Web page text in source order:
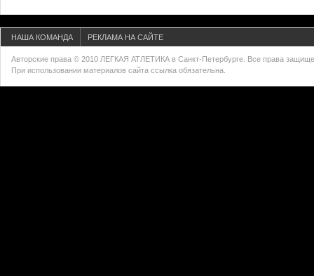
НАША КОМАНДА РЕКЛАМА НА САЙТЕ
Авторские права © 2010 ЛЕГКАЯ АТЛЕТИКА в Санкт-Петербурге. Все права
При использовании материалов сайта ссылка обязательна.